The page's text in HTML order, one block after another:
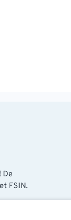
De
FSIN.